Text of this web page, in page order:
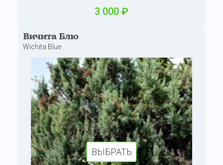
3 000 ₽
Вичита Блю
Wichita Blue
ВЫБРАТЬ